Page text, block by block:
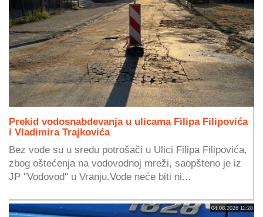
Prekid vodosnabdevanja u ulicama Filipa Filipovića
i Vladimira Trajkovića
Bez vode su u sredu potrošači u Ulici Filipa Filipovića,
zbog oštećenja na vodovodnoj mreži, saopšteno je iz
JP "Vodovod" u Vranju.Vode neće biti ni...
04.08.2026 11:28